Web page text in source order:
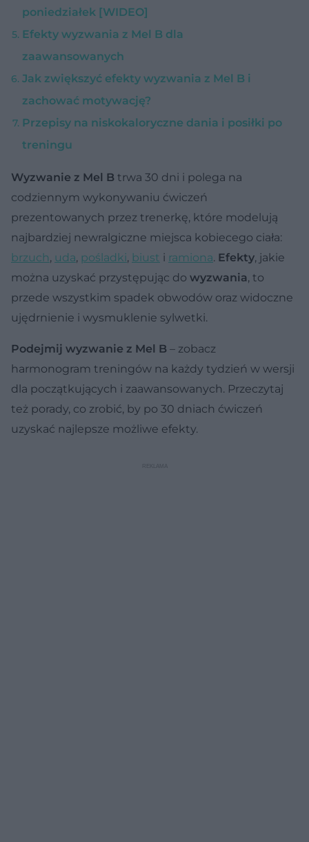
poniedziałek [WIDEO]
Efekty wyzwania z Mel B dla
zaawansowanych
Jak zwiększyć efekty wyzwania z Mel B i
zachować motywację?
Przepisy na niskokaloryczne dania i posiłki po
treningu
Wyzwanie z Mel B trwa 30 dni i polega na
codziennym wykonywaniu ćwiczeń
prezentowanych przez trenerkę, które modelują
najbardziej newralgiczne miejsca kobiecego ciała:
brzuch, uda, pośladki, biust i ramiona. Efekty, jakie
można uzyskać przystępując do wyzwania, to
przede wszystkim spadek obwodów oraz widoczne
ujędrnienie i wysmuklenie sylwetki.
Podejmij wyzwanie z Mel B – zobacz
harmonogram treningów na każdy tydzień w wersji
dla początkujących i zaawansowanych. Przeczytaj
też porady, co zrobić, by po 30 dniach ćwiczeń
uzyskać najlepsze możliwe efekty.